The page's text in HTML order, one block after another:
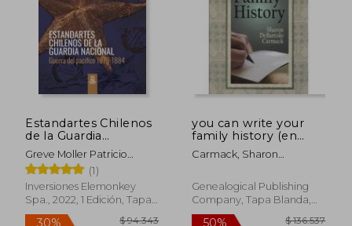
Estandartes Chilenos
de la Guardia
Nacional. Guerra del
Pacífico 1879-1884.
FULL COLOR.
Greve Moller Patricio
Roberto
(1)
Inversiones Elemonkey
Spa., 2022, 1 Edición, Tapa
Blanda, Nuevo
you can write your
family history (en
Inglés)
Carmack, Sharon
Genealogical Publishing
Company, Tapa Blanda,
Nuevo